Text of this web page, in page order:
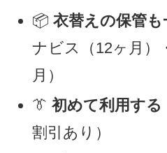
📦衣替えの保管
ナビス（12ヶ月）
月）
👔初めて利用する
割引あり）